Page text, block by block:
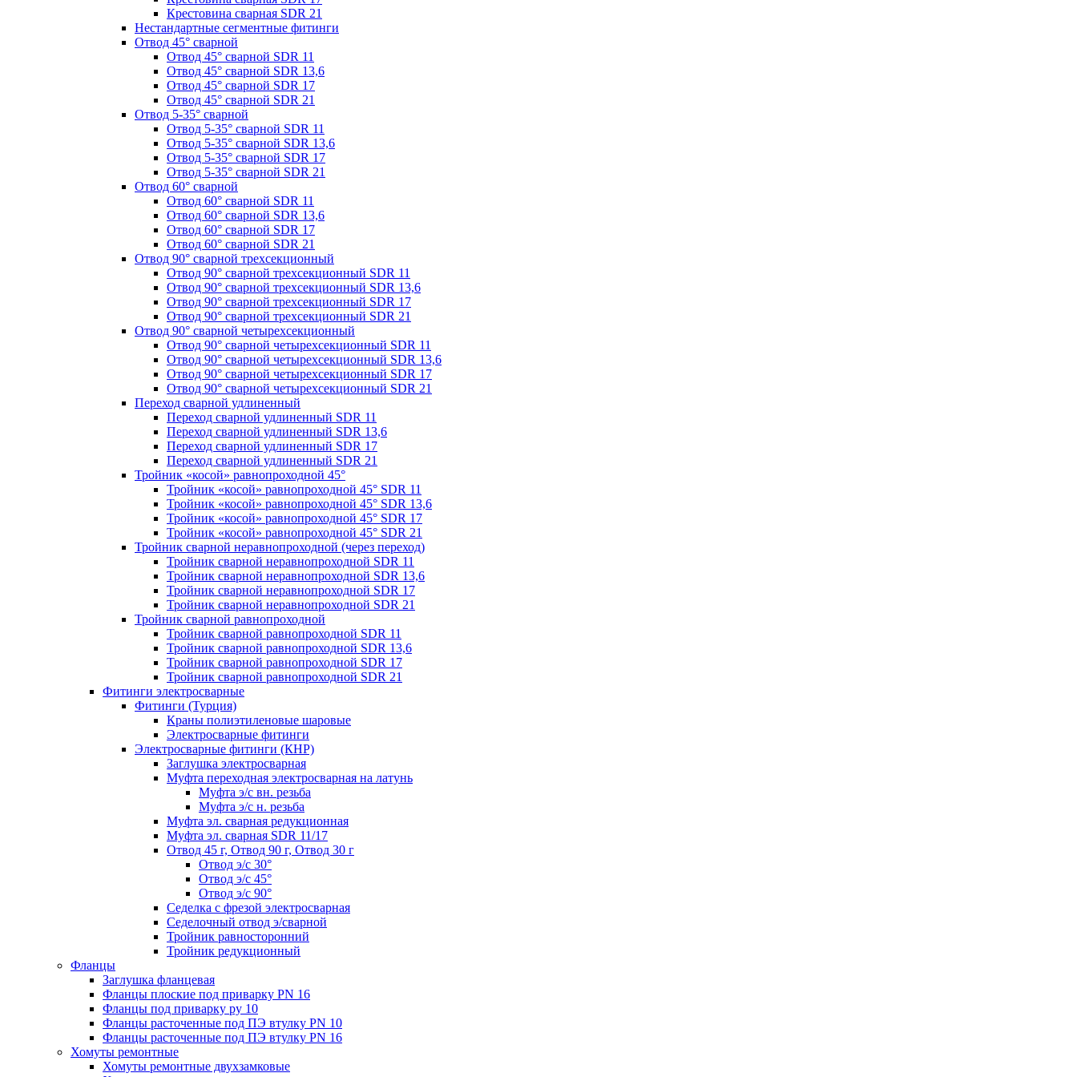
Крестовина сварная SDR 21
Нестандартные сегментные фитинги
Отвод 45° сварной
Отвод 45° сварной SDR 11
Отвод 45° сварной SDR 13,6
Отвод 45° сварной SDR 17
Отвод 45° сварной SDR 21
Отвод 5-35° сварной
Отвод 5-35° сварной SDR 11
Отвод 5-35° сварной SDR 13,6
Отвод 5-35° сварной SDR 17
Отвод 5-35° сварной SDR 21
Отвод 60° сварной
Отвод 60° сварной SDR 11
Отвод 60° сварной SDR 13,6
Отвод 60° сварной SDR 17
Отвод 60° сварной SDR 21
Отвод 90° сварной трехсекционный
Отвод 90° сварной трехсекционный SDR 11
Отвод 90° сварной трехсекционный SDR 13,6
Отвод 90° сварной трехсекционный SDR 17
Отвод 90° сварной трехсекционный SDR 21
Отвод 90° сварной четырехсекционный
Отвод 90° сварной четырехсекционный SDR 11
Отвод 90° сварной четырехсекционный SDR 13,6
Отвод 90° сварной четырехсекционный SDR 17
Отвод 90° сварной четырехсекционный SDR 21
Переход сварной удлиненный
Переход сварной удлиненный SDR 11
Переход сварной удлиненный SDR 13,6
Переход сварной удлиненный SDR 17
Переход сварной удлиненный SDR 21
Тройник «косой» равнопроходной 45°
Тройник «косой» равнопроходной 45° SDR 11
Тройник «косой» равнопроходной 45° SDR 13,6
Тройник «косой» равнопроходной 45° SDR 17
Тройник «косой» равнопроходной 45° SDR 21
Тройник сварной неравнопроходной (через переход)
Тройник сварной неравнопроходной SDR 11
Тройник сварной неравнопроходной SDR 13,6
Тройник сварной неравнопроходной SDR 17
Тройник сварной неравнопроходной SDR 21
Тройник сварной равнопроходной
Тройник сварной равнопроходной SDR 11
Тройник сварной равнопроходной SDR 13,6
Тройник сварной равнопроходной SDR 17
Тройник сварной равнопроходной SDR 21
Фитинги электросварные
Фитинги (Турция)
Краны полиэтиленовые шаровые
Электросварные фитинги
Электросварные фитинги (КНР)
Заглушка электросварная
Муфта переходная электросварная на латунь
Муфта э/с вн. резьба
Муфта э/с н. резьба
Муфта эл. cварная редукционная
Муфта эл. сварная SDR 11/17
Отвод 45 г, Отвод 90 г, Отвод 30 г
Отвод э/с 30°
Отвод э/с 45°
Отвод э/с 90°
Седелка с фрезой электросварная
Седелочный отвод э/сварной
Тройник равносторонний
Тройник редукционный
Фланцы
Заглушка фланцевая
Фланцы плоские под приварку PN 16
Фланцы под приварку ру 10
Фланцы расточенные под ПЭ втулку PN 10
Фланцы расточенные под ПЭ втулку PN 16
Хомуты ремонтные
Хомуты ремонтные двухзамковые